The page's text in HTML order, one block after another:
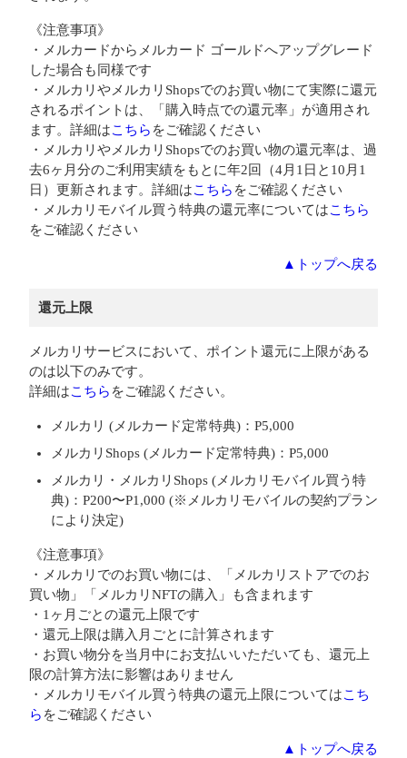
《注意事項》
・メルカードからメルカード ゴールドへアップグレード
した場合も同様です
・メルカリやメルカリShopsでのお買い物にて実際に還元
されるポイントは、「購入時点での還元率」が適用され
ます。詳細はこちら をご確認ください
・メルカリやメルカリShopsでのお買い物の還元率は、過
去6ヶ月分のご利用実績をもとに年2回（4月1日と10月1
日）更新されます。詳細はこちら をご確認ください
・メルカリモバイル買う特典の還元率についてはこちら
をご確認ください
▲トップへ戻る
還元上限
メルカリサービスにおいて、ポイント還元に上限がある
のは以下のみです。
詳細はこちら をご確認ください。
メルカリ (メルカード定常特典)：P5,000
メルカリShops (メルカード定常特典)：P5,000
メルカリ・メルカリShops (メルカリモバイル買う特
典)：P200〜P1,000 (※メルカリモバイルの契約プラン
により決定)
《注意事項》
・メルカリでのお買い物には、「メルカリストアでのお
買い物」「メルカリNFTの購入」も含まれます
・1ヶ月ごとの還元上限です
・還元上限は購入月ごとに計算されます
・お買い物分を当月中にお支払いいただいても、還元上
限の計算方法に影響はありません
・メルカリモバイル買う特典の還元上限についてはこち
ら をご確認ください
▲トップへ戻る